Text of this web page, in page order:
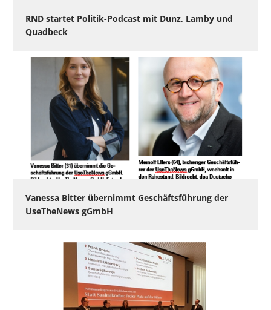
RND startet Politik-Podcast mit Dunz, Lamby und
Quadbeck
Vanessa Bitter übernimmt Geschäftsführung der
UseTheNews gGmbH